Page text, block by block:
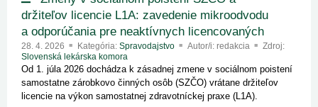
držiteľov licencie L1A: zavedenie mikroodvodu
a odporúčania pre neaktívnych licencovaných
28. 4. 2026 Kategória: Spravodajstvo Autor/i: redakcia
Zdroj:
Slovenská lekárska komora
Od 1. júla 2026 dochádza k zásadnej zmene v sociálnom poistení
samostatne zárobkovo činných osôb (SZČO) vrátane držiteľov
licencie na výkon samostatnej zdravotníckej praxe (L1A).